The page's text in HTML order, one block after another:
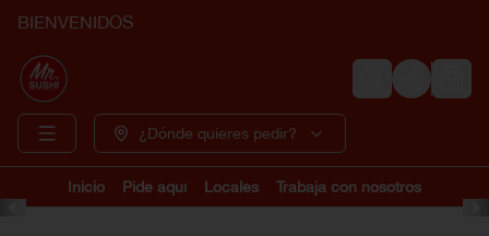
BIENVENIDOS
Login
¿Dónde quieres pedir?
Inicio Pide aquí Locales Trabaja con nosotros